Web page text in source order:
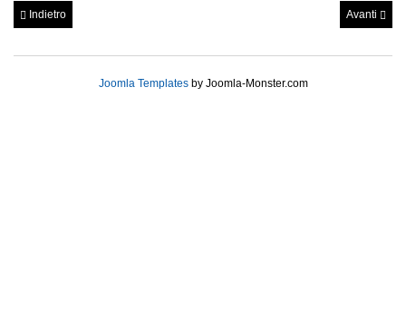
Indietro Avanti
Joomla Templatesby Joomla-Monster.com